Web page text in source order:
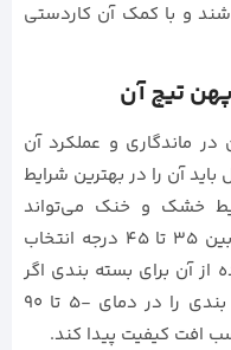
و با کمک آن کاردستی
تیچ آن
ماندگاری و عملکرد آن
آن را در بهترین شرایط
خشک و خنک می‌تواند
ماندگاری آن را افزایش بدهد، دمای بین 35 تا 45 درجه انتخاب
از آن برای بسته بندی اگر
کارتن تمیز باشد می‌توان حتی بستن بندی را در دمای -5 تا 90
افت کیفیت پیدا کند.